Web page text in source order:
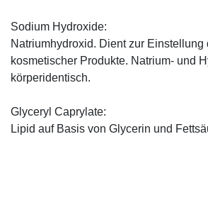
Sodium Hydroxide:
Natriumhydroxid. Dient zur Einstellung
kosmetischer Produkte. Natrium- und
körperidentisch.
Glyceryl Caprylate:
Lipid auf Basis von Glycerin und